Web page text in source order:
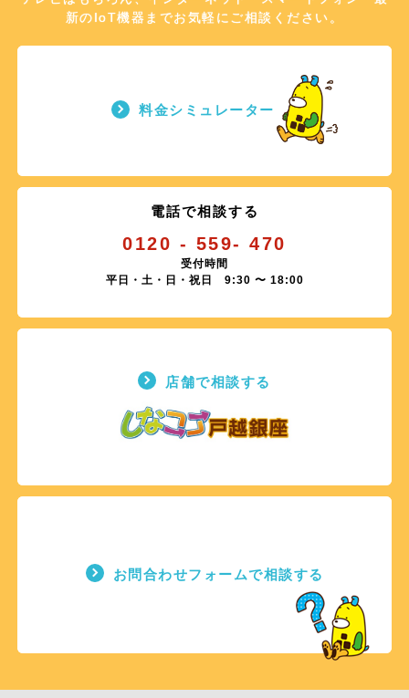
新のIoT機器までお気軽にご相談ください。
料金シミュレーター
電話で相談する
0120 - 559- 470
受付時間
平日・土・日・祝日 9:30 〜 18:00
店舗で相談する
お問合わせフォームで相談する